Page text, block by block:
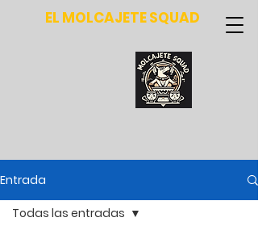
EL MOLCAJETE SQUAD
Entrada
Todas las entradas